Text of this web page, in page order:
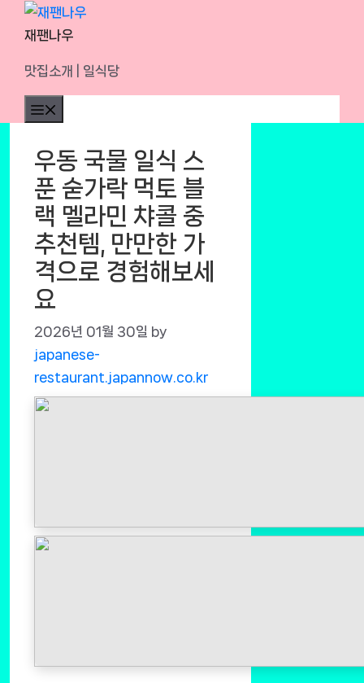
Skip
재팬나우
맛집소개 | 일식당
우동 국물 일식 스
푼 숟가락 먹토 블
랙 멜라민 챠콜 중
추천템, 만만한 가
격으로 경험해보세
요
2026년 01월 30일 by
japanese-
restaurant.japannow.co.kr